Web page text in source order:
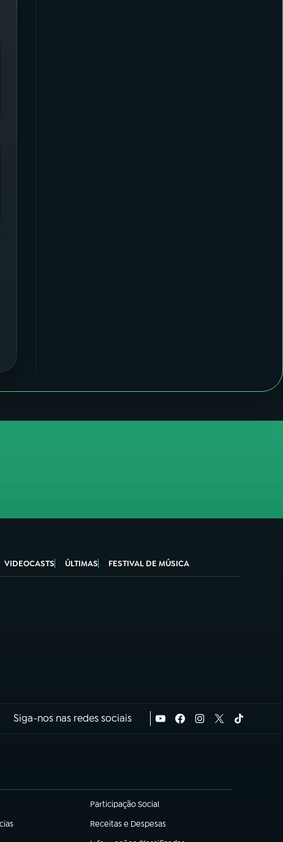
VIDEOCASTS ÚLTIMAS FESTIVAL DE MÚSICA
Siga-nos nas redes sociais
Participação Social
(abre em nova aba)
Receitas e Despesas
(abre em nova aba)